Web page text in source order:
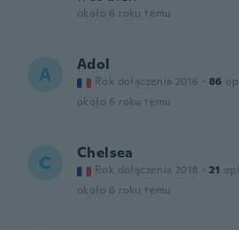
około 6 roku temu
A Adol
Rok dołączenia 2016 · 86
około 6 roku temu
C Chelsea
Rok dołączenia 2018 · 21
około 6 roku temu